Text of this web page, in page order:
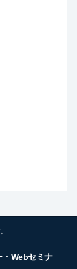
・Webセミナ